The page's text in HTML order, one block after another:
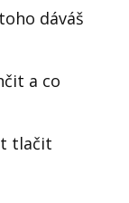
dáváš
a co
tlačit